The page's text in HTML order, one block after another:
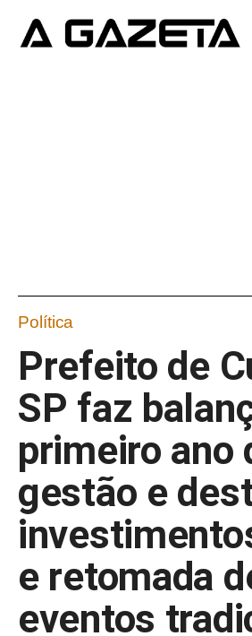
Política
Prefeito de
SP faz
primeiro ano
gestão e
e retomada
eventos